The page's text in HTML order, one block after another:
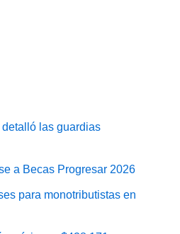
las guardias
a Becas Progresar 2026
para monotributistas en